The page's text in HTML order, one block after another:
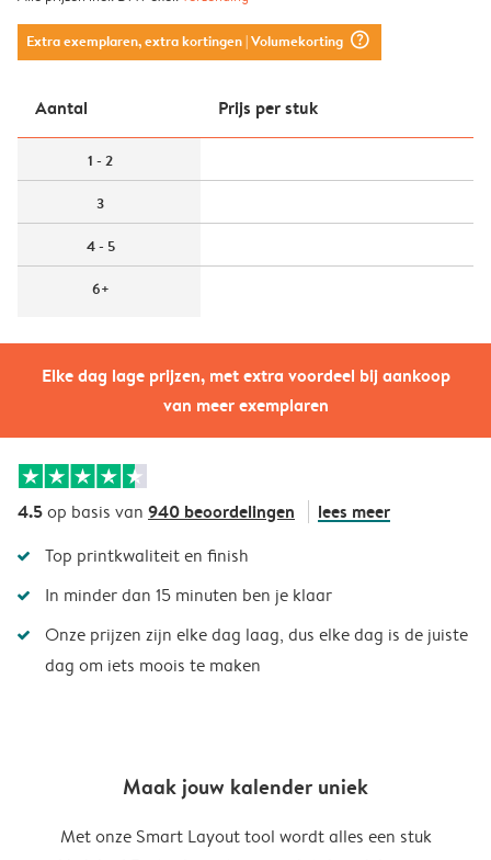
Elke dag lage prijzen, met extra voordeel bij aankoop
van meer exemplaren
Extra exemplaren, extra kortingen| Volumekorting question_mark_circle
Aantal Prijs per stuk
1 - 2
3
4 - 5
6+
4.5op basis van 940 beoordelingen lees meer
Top printkwaliteit en finish
In minder dan 15 minuten ben je klaar
Onze prijzen zijn elke dag laag, dus elke dag is de juiste
dag om iets moois te maken
Maak jouw kalender uniek
Met onze Smart Layout tool wordt alles een stuk